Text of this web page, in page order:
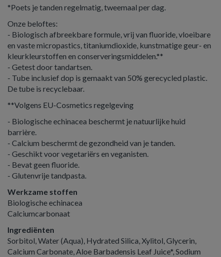
*Poets je tanden regelmatig, tweemaal per dag.
Onze beloftes:
- Biologisch afbreekbare formule, vrij van fluoride, vloeibare
en vaste micropastics, titaniumdioxide, kunstmatige geur- en
kleurkleurstoffen en conserveringsmiddelen.**
- Getest door tandartsen.
- Tube inclusief dop is gemaakt van 50% gerecycled plastic.
De tube is recyclebaar.
**Volgens EU-Cosmetics regelgeving
- Biologische echinacea beschermt je natuurlijke huid
barrière.
- Calcium beschermt de gezondheid van je tanden.
- Geschikt voor vegetariërs en veganisten.
- Bevat geen fluoride.
- Glutenvrije tandpasta.
Werkzame stoffen
Biologische echinacea
Calciumcarbonaat
Ingrediënten
Sorbitol, Water (Aqua), Hydrated Silica, Xylitol, Glycerin,
Calcium Carbonate, Aloe Barbadensis Leaf Juice*, Sodium